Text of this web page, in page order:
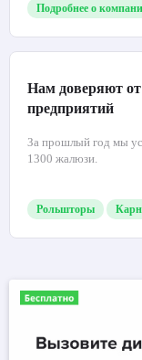
Подробнее о
Нам доверяют
предприятий
За прошлый год мы
1300 жалюзи.
Рольшторы